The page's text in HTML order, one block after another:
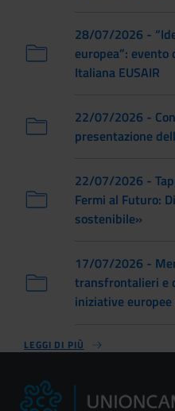
28/07/2026 -
europea”:
Italiana EUSAIR
22/07/2026 -
presentazione
22/07/2026 -
Fermi al Futuro:
sostenibile»
17/07/2026 -
transfrontalieri e
iniziative
LEGGI DI PIÙ